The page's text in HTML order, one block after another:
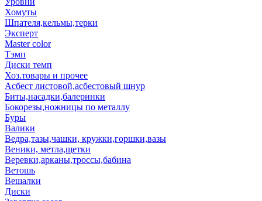
Хомуты
Шпателя,кельмы,терки
Эксперт
Master color
Тэмп
Диски темп
Хоз.товары и прочее
Асбест листовой,асбестовый шнур
Биты,насадки,балеринки
Бокорезы,ножницы по металлу
Буры
Валики
Ведра,тазы,чашки, кружки,горшки,вазы
Веники, метла,щетки
Веревки,арканы,троссы,бабина
Ветошь
Вешалки
Диски